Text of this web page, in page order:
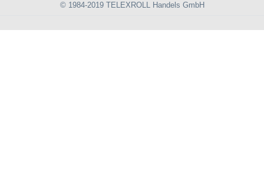
© 1984-2019 TELEXROLL Handels GmbH